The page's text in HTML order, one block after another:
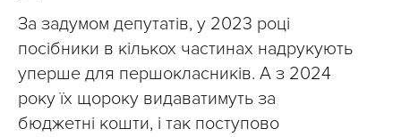
За задумом депутатів, у 2023 році
посібники в кількох частинах надрукують
уперше для першокласників. А з 2024
року їх щороку видаватимуть за
бюджетні кошти, і так поступово